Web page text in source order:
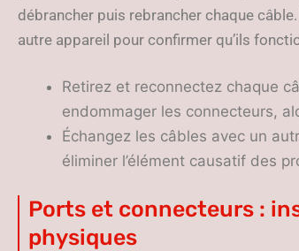
débrancher puis rebrancher chaque
autre appareil pour confirmer qu’ils
Retirez et reconnectez chaque
endommager les connecteurs,
Échangez les câbles avec un
éliminer l’élément causatif des
Ports et connecteurs :
physiques